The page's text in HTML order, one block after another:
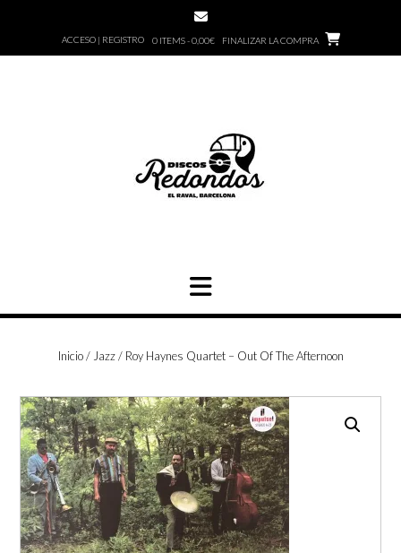
ACCESO | REGISTRO 0 ITEMS - 0,00€ FINALIZAR LA COMPRA
Inicio/ Jazz/ Roy Haynes Quartet – Out Of The Afternoon